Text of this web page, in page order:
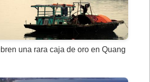
una rara caja de oro en Quang